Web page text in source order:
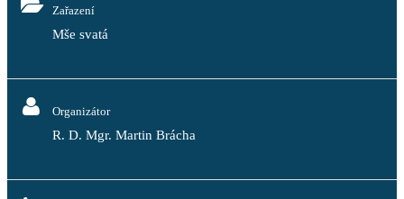
Zařazení
Mše svatá
Organizátor
R. D. Mgr. Martin Brácha